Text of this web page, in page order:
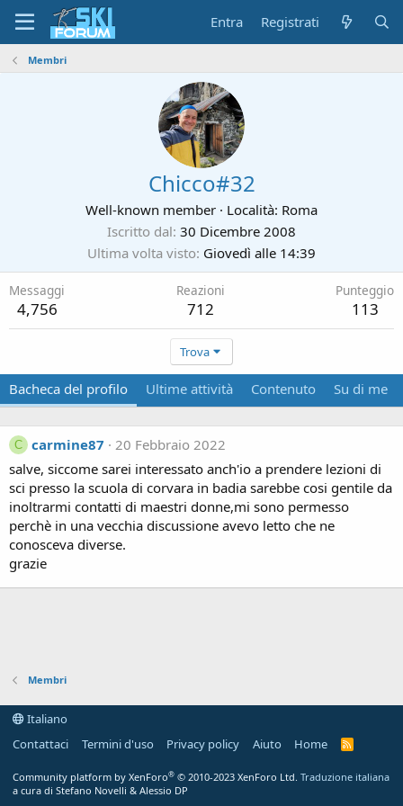
Entra Registrati
Membri
Chicco#32
Well-known member · Località: Roma
Iscritto dal 30 Dicembre 2008
Ultima volta visto Giovedì alle 14:39
Messaggi
4,756
Reazioni
712
Punteggio
113
Trova
Bacheca del profilo Ultime attività Contenuto Su di me
C carmine87
20 Febbraio 2022
salve, siccome sarei interessato anch'io a prendere lezioni di
sci presso la scuola di corvara in badia sarebbe cosi gentile da
inoltrarmi contatti di maestri donne,mi sono permesso
perchè in una vecchia discussione avevo letto che ne
conosceva diverse.
grazie
Membri
Italiano
Contattaci
Termini d'uso Privacy policy Aiuto Home
R
Community platform by XenForo® © 2010-2023 XenForo Ltd. Traduzione italiana
a cura di Stefano Novelli & Alessio DP